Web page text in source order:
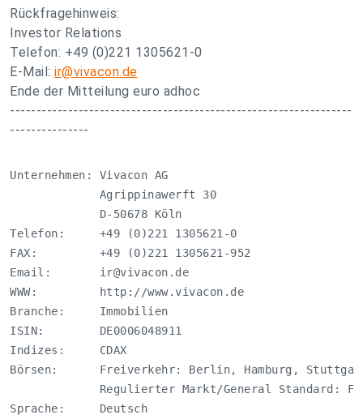
Rückfragehinweis:
Investor Relations
Telefon: +49 (0)221 1305621-0
E-Mail: ir@vivacon.de
Ende der Mitteilung euro adhoc
-----------------------------------------------------------------
---------------
Unternehmen: Vivacon AG
             Agrippinawerft 30
             D-50678 Köln
Telefon:     +49 (0)221 1305621-0
FAX:         +49 (0)221 1305621-952
Email: ir@vivacon.de
WWW:         http://www.vivacon.de
Branche:     Immobilien
ISIN:        DE0006048911
Indizes:     CDAX
Börsen:      Freiverkehr: Berlin, Hamburg,
Regulierter Markt/General Standard:
Sprache:     Deutsch